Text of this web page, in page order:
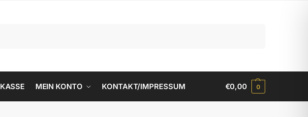
KASSE MEIN KONTO KONTAKT/IMPRESSUM €0,00 0